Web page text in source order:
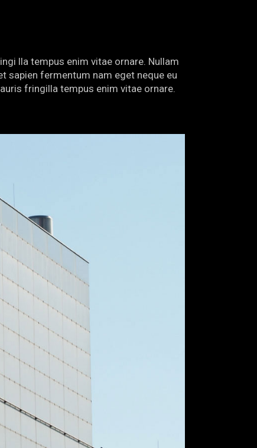
lla tempus enim vitae ornare. Nullam
sapien fermentum nam eget neque eu
fringilla tempus enim vitae ornare.